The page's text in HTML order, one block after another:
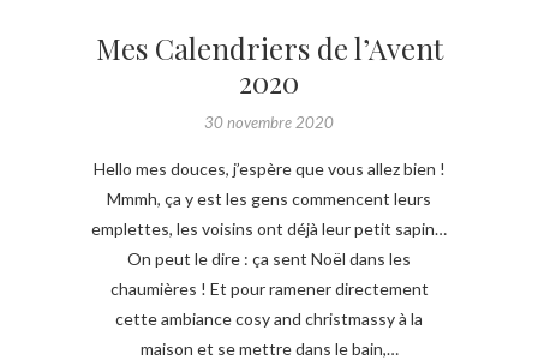
Mes Calendriers de l’Avent
2020
30 novembre 2020
Hello mes douces, j’espère que vous allez bien !
Mmmh, ça y est les gens commencent leurs
emplettes, les voisins ont déjà leur petit sapin…
On peut le dire : ça sent Noël dans les
chaumières ! Et pour ramener directement
cette ambiance cosy and christmassy à la
maison et se mettre dans le bain,…